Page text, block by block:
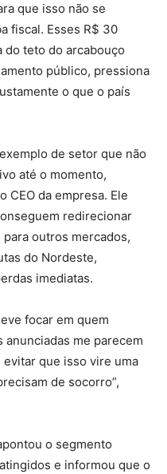
que isso não se
fiscal. Esses R$ 30
do teto do arcabouço
público, pressiona
o que o país
de setor que não
até o momento,
CEO da empresa. Ele
redirecionar
outros mercados,
do Nordeste,
imediatas.
focar em quem
anunciadas me parecem
evitar que isso vire uma
de socorro”,
o segmento
e informou que o